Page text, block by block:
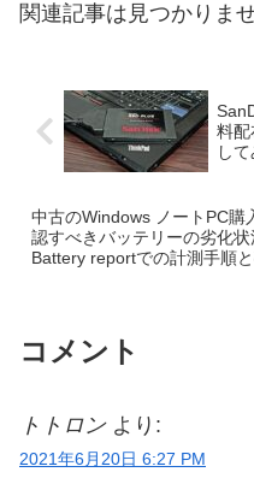
関連記事は見つかりま
料
し
中古のWindows ノートPC購
認すべきバッテリーの劣化状
Battery reportでの計測手順と
コメント
トトロン より:
2021年6月20日 6:27 PM